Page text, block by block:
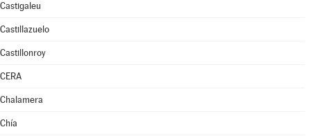
Castigaleu
Castillazuelo
Castillonroy
CERA
Chalamera
Chía